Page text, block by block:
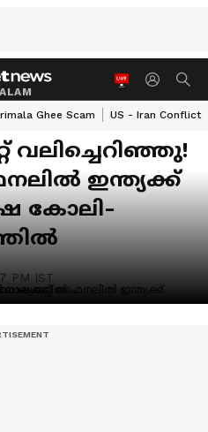
Ghee Scam US - Iran Conflict
വലിച്ചെറിഞ്ഞു!
ഇന്ത്യക്ക്
കോലി-
PM IST